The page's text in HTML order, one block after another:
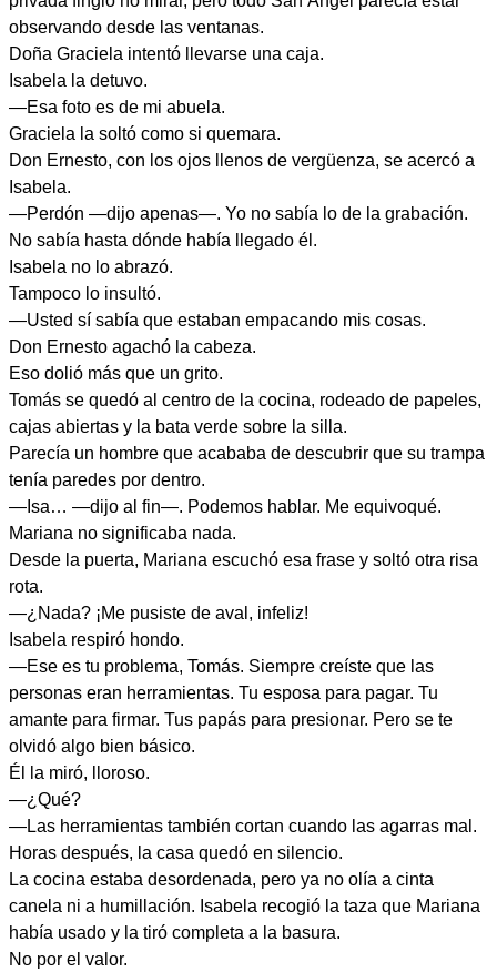
observando desde las ventanas.
Doña Graciela intentó llevarse una caja.
Isabela la detuvo.
—Esa foto es de mi abuela.
Graciela la soltó como si quemara.
Don Ernesto, con los ojos llenos de vergüenza, se acercó a
Isabela.
—Perdón —dijo apenas—. Yo no sabía lo de la grabación.
No sabía hasta dónde había llegado él.
Isabela no lo abrazó.
Tampoco lo insultó.
—Usted sí sabía que estaban empacando mis cosas.
Don Ernesto agachó la cabeza.
Eso dolió más que un grito.
Tomás se quedó al centro de la cocina, rodeado de papeles,
cajas abiertas y la bata verde sobre la silla.
Parecía un hombre que acababa de descubrir que su trampa
tenía paredes por dentro.
—Isa… —dijo al fin—. Podemos hablar. Me equivoqué.
Mariana no significaba nada.
Desde la puerta, Mariana escuchó esa frase y soltó otra risa
rota.
—¿Nada? ¡Me pusiste de aval, infeliz!
Isabela respiró hondo.
—Ese es tu problema, Tomás. Siempre creíste que las
personas eran herramientas. Tu esposa para pagar. Tu
amante para firmar. Tus papás para presionar. Pero se te
olvidó algo bien básico.
Él la miró, lloroso.
—¿Qué?
—Las herramientas también cortan cuando las agarras mal.
Horas después, la casa quedó en silencio.
La cocina estaba desordenada, pero ya no olía a cinta
canela ni a humillación. Isabela recogió la taza que Mariana
había usado y la tiró completa a la basura.
No por el valor.